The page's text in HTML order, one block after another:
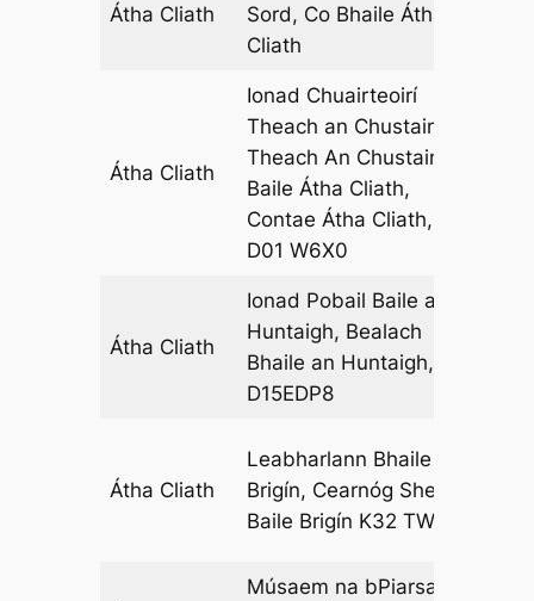
Átha Cliath
Sord, Co Bhaile Átha
Cliath
Átha Cliath
Ionad Chuairteoirí
Theach an Chustaim, Cé
Theach An Chustaim,
Baile Átha Cliath,
Contae Átha Cliath, Éire,
D01 W6X0
Átha Cliath
Ionad Pobail Baile an
Huntaigh, Bealach
Bhaile an Huntaigh, BÁC
D15EDP8
Átha Cliath
Leabharlann Bhaile
Brigín, Cearnóg Sheoise,
Baile Brigín K32 TW27
Músaem na bPiarsach,